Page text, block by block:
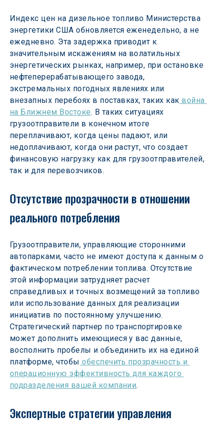
Индекс цен на дизельное топливо Министерства
энергетики США обновляется еженедельно, а не
ежедневно. Эта задержка приводит к
значительным искажениям на волатильных
энергетических рынках, например, при остановке
нефтеперерабатывающего завода,
экстремальных погодных явлениях или
внезапных перебоях в поставках, таких как война
на Ближнем Востоке. В таких ситуациях
грузоотправители в конечном итоге
переплачивают, когда цены падают, или
недоплачивают, когда они растут, что создает
финансовую нагрузку как для грузоотправителей,
так и для перевозчиков.
Отсутствие прозрачности в отношении
реального потребления
Грузоотправители, управляющие сторонними
автопарками, часто не имеют доступа к данным о
фактическом потреблении топлива. Отсутствие
этой информации затрудняет расчет
справедливых и точных возмещений за топливо
или использование данных для реализации
инициатив по постоянному улучшению.
Стратегический партнер по транспортировке
может дополнить имеющиеся у вас данные,
восполнить пробелы и объединить их на единой
платформе, чтобы обеспечить прозрачность и
операционную эффективность для каждого
подразделения вашей компании.
Экспертные стратегии управления